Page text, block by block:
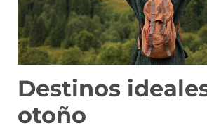
Destinos
otoño